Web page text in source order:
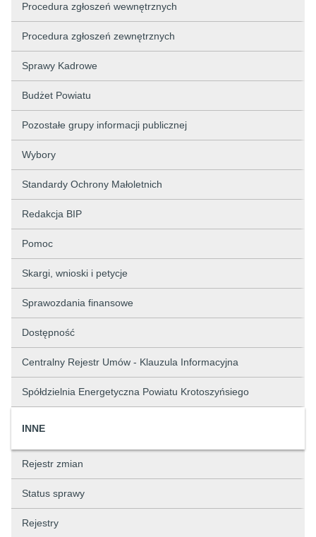
Procedura zgłoszeń wewnętrznych
Procedura zgłoszeń zewnętrznych
Sprawy Kadrowe
Budżet Powiatu
Pozostałe grupy informacji publicznej
Wybory
Standardy Ochrony Małoletnich
Redakcja BIP
Pomoc
Skargi, wnioski i petycje
Sprawozdania finansowe
Dostępność
Centralny Rejestr Umów - Klauzula Informacyjna
Spółdzielnia Energetyczna Powiatu Krotoszyńsiego
INNE
Rejestr zmian
Status sprawy
Rejestry